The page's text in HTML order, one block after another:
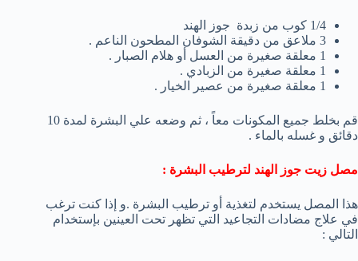
1/4 كوب من زبدة جوز الهند
3 ملاعق من دقيقة الشوفان المطحون الناعم .
1 معلقة صغيرة من العسل أو هلام الصبار .
1 معلقة صغيرة من الزبادي .
1 معلقة صغيرة من عصير الخيار .
قم بخلط جميع المكونات معاً ، ثم وضعه علي البشرة لمدة 10
دقائق و غسله بالماء .
مصل زيت جوز الهند لترطيب البشرة :
هذا المصل يستخدم لتغذية أو ترطيب البشرة .و إذا كنت ترغب
في علاج مضادات التجاعيد التي تظهر تحت العينين بإستخدام
التالي :